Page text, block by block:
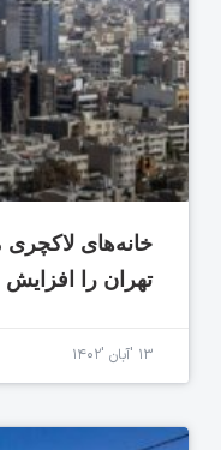
خانه‌های
تهران را
۱۳ 'آبان '۱۴۰۲